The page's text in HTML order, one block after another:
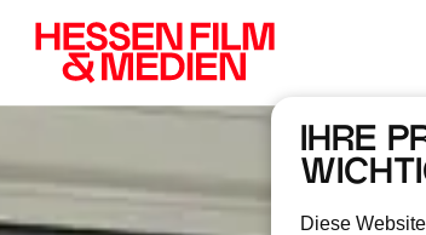
IHRE
Diese